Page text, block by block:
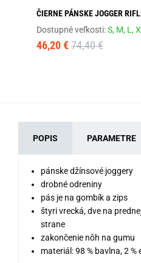
ČIERNE PÁNSKE JOGGER
Dostupné veľkosti:S, M, L,
46,20 € 74,40 €
POPIS PARAMETRE
pánske džínsové joggery
drobné odreniny
pás je na gombík a zips
štyri vrecká, dve na
strane
zakončenie nôh na gumu
materiál: 98 % bavlna, 2 %